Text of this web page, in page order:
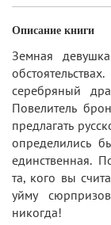
Описание книги
Земная
серебряный
Повелитель
предлагать
определились
единственная.
та, кого вы
уйму
никогда!